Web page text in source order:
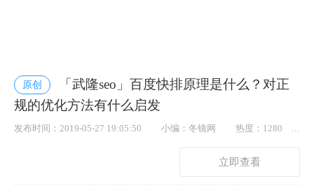
原创
「武隆seo」百度快排原理是什么？对正
规的优化方法有什么启发
发布时间：2019-05-27 19:05:50 小编：冬镜网
热度：1280
立即查看